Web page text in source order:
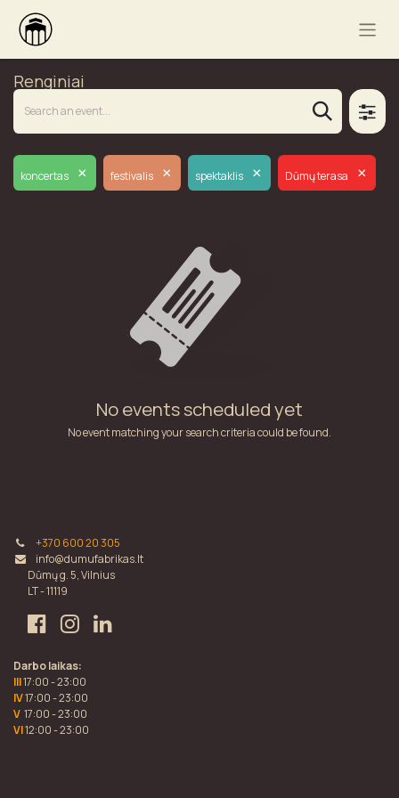
Renginiai
koncertas × festivalis × spektaklis × Dūmų terasa ×
No events scheduled yet
No event matching your search criteria could be found.
+370 600 20 305
info@dumufabrikas.lt
Dūmų g. 5, Vilnius
LT - 11119
Darbo laikas:
III17:00 - 23:00
IV17:00 - 23:00
V 17:00 - 23:00
VI12:00 - 23:00